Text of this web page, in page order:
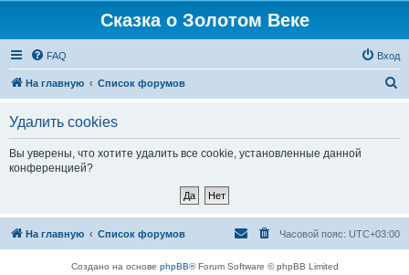
Сказка о Золотом Веке
FAQ Вход
На главную Список форумов
Удалить cookies
Вы уверены, что хотите удалить все cookie, установленные данной
конференцией?
На главную Список форумов Часовой пояс: UTC+03:00
Создано на основе phpBB® Forum Software © phpBB Limited